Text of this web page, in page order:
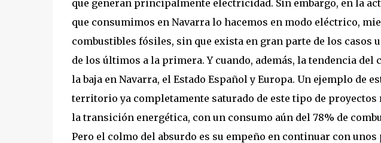
que generan principalmente electricidad. Sin embargo, en la
que consumimos en Navarra lo hacemos en modo eléctrico,
combustibles fósiles, sin que exista en gran parte de los casos
de los últimos a la primera. Y cuando, además, la tendencia del
la baja en Navarra, el Estado Español y Europa. Un ejemplo de
territorio ya completamente saturado de este tipo de proyectos
la transición energética, con un consumo aún del 78% de
Pero el colmo del absurdo es su empeño en continuar con unos